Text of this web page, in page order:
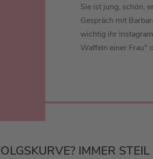
Sie ist jung, schön,
Gespräch mit
wichtig ihr
Waffeln einer Frau"
IMMER